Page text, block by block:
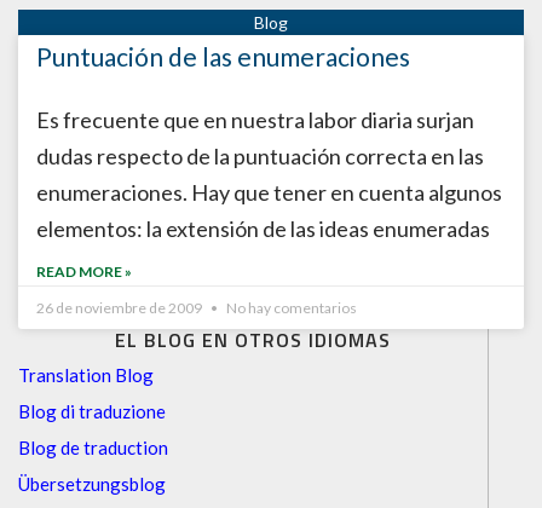
EL BLOG EN OTROS IDIOMAS
Translation Blog
Blog di traduzione
Blog de traduction
Übersetzungsblog
Puntuación de las enumeraciones
Es frecuente que en nuestra labor diaria surjan
dudas respecto de la puntuación correcta en las
enumeraciones. Hay que tener en cuenta algunos
elementos: la extensión de las ideas enumeradas
READ MORE »
26 de noviembre de 2009
No hay comentarios